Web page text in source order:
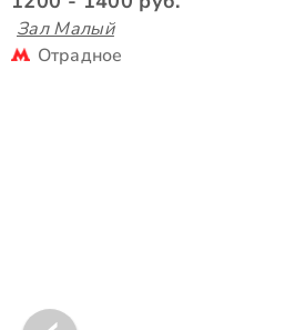
Зал Малый
Отрадное